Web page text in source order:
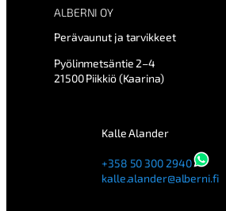
ALBERNI OY
Perävaunut ja tarvikkeet
Pyölinmetsäntie 2–4
21500 Piikkiö (Kaarina)
Kalle Alander
+358 50 300 2940
kalle.alander@alberni.fi